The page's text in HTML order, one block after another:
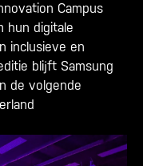
Campus
hun digitale
inclusieve en
blijft Samsung
de volgende